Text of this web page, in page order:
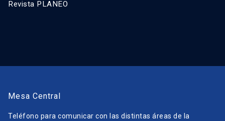
Revista PLANEO
Mesa Central
Teléfono para comunicar con las distintas áreas de la